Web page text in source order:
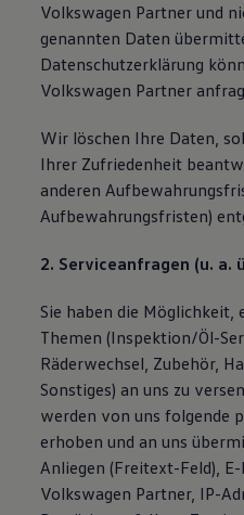
Volkswagen Partner und
genannten Daten
Datenschutzerklärung
Volkswagen Partner
Wir löschen Ihre Daten,
Ihrer Zufriedenheit
anderen
Aufbewahrungsfristen)
2. Serviceanfragen (u. a.
Sie haben die Möglichkeit,
Themen (Inspektion/Öl-
Räderwechsel, Zubehör,
Sonstiges) an uns zu
werden von uns folgende
erhoben und an uns
Anliegen (Freitext-Feld),
Volkswagen Partner, IP-